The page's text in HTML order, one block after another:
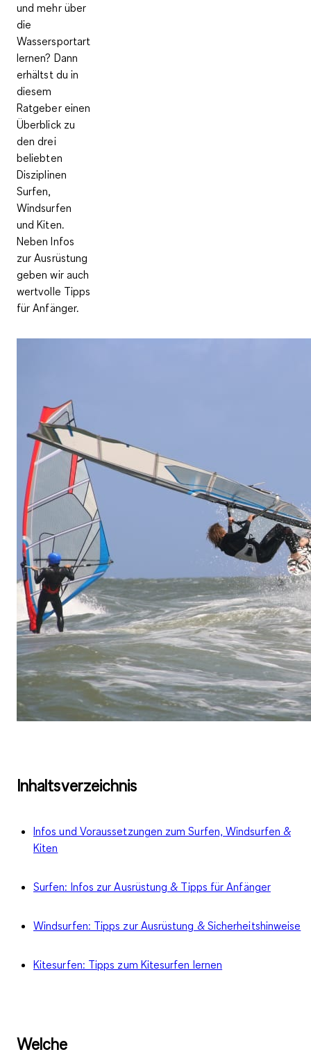
und mehr über
die
Wassersportart
lernen? Dann
erhältst du in
diesem
Ratgeber einen
Überblick zu
den drei
beliebten
Disziplinen
Surfen,
Windsurfen
und Kiten.
Neben Infos
zur Ausrüstung
geben wir auch
wertvolle Tipps
für Anfänger.
Inhaltsverzeichnis
Infos und Voraussetzungen zum Surfen, Windsurfen &
Kiten
Surfen: Infos zur Ausrüstung & Tipps für Anfänger
Windsurfen: Tipps zur Ausrüstung & Sicherheitshinweise
Kitesurfen: Tipps zum Kitesurfen lernen
Welche